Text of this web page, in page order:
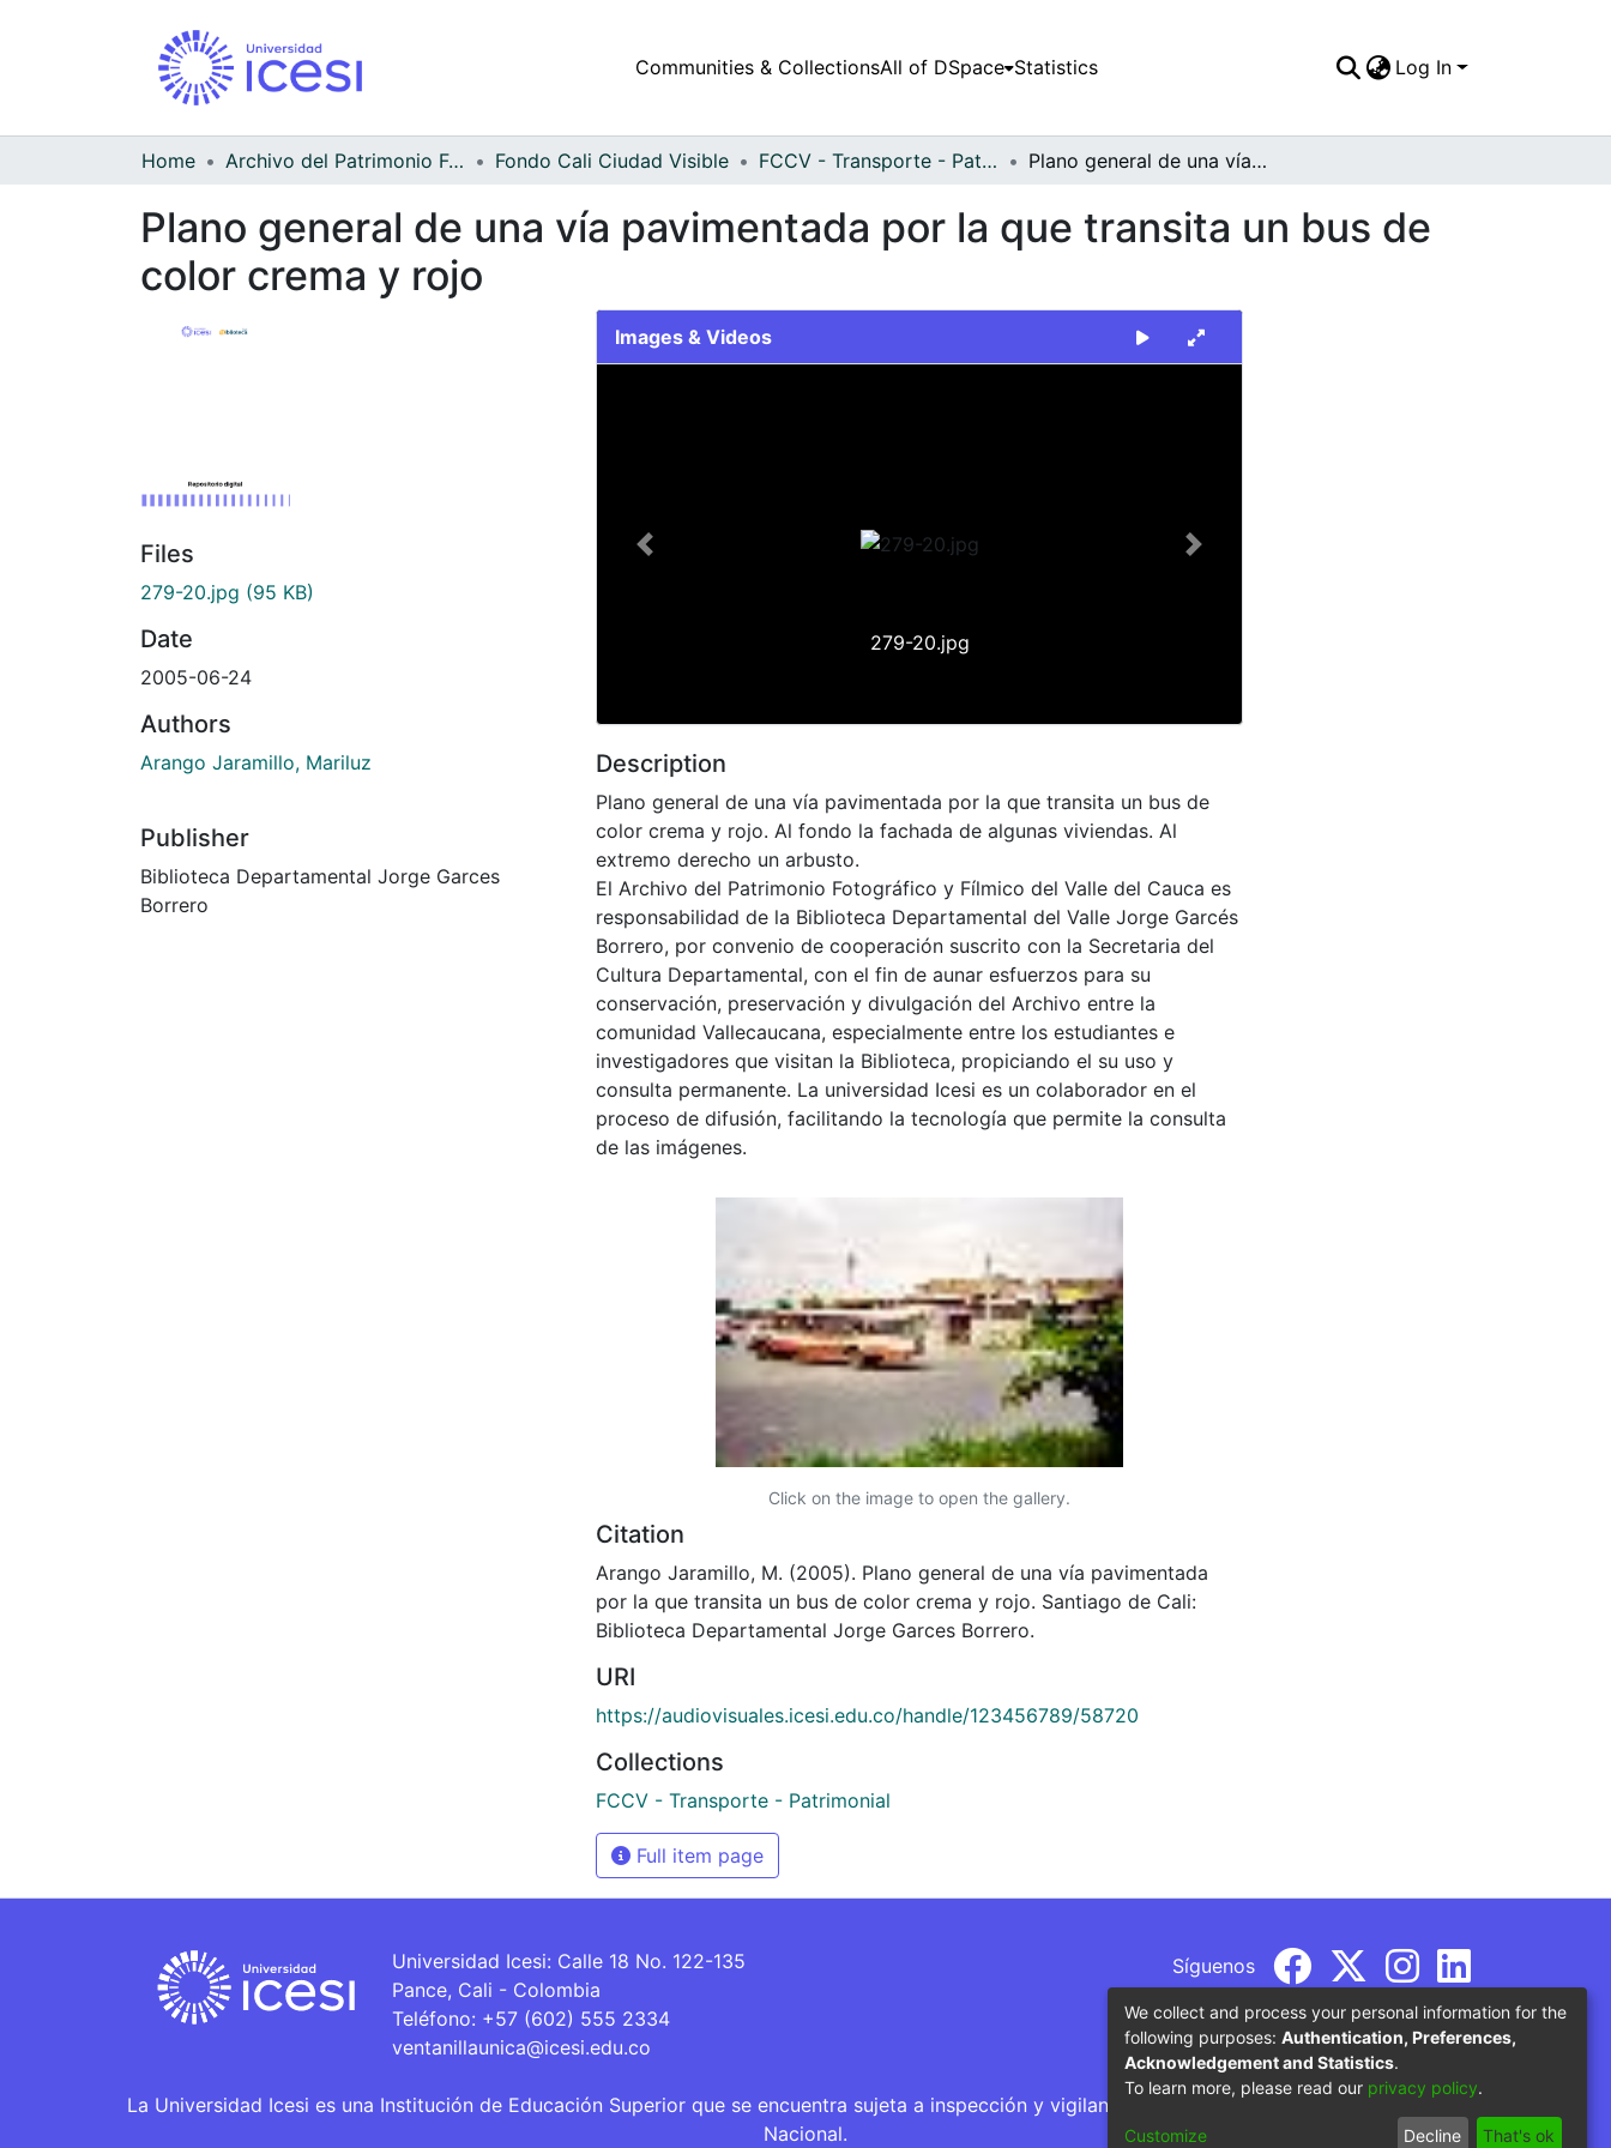
Communities & CollectionsAll of DSpace Statistics Log In
Home Archivo del Patrimonio Fotográfico y Fílmico del Valle del Cauca Fondo Cali Ciudad Visible FCCV - Transporte - Patrimonial Plano general de una vía pavimentada por la que transita un bus de color crema y rojo
Plano general de una vía pavimentada por la que transita un bus de
color crema y rojo
Files
279-20.jpg (95 KB)
Date
2005-06-24
Authors
Arango Jaramillo, Mariluz
Publisher
Biblioteca Departamental Jorge Garces
Borrero
Images & Videos
279-20.jpg
Previous Next
Description
Plano general de una vía pavimentada por la que transita un bus de
color crema y rojo. Al fondo la fachada de algunas viviendas. Al
extremo derecho un arbusto.
El Archivo del Patrimonio Fotográfico y Fílmico del Valle del Cauca es
responsabilidad de la Biblioteca Departamental del Valle Jorge Garcés
Borrero, por convenio de cooperación suscrito con la Secretaria del
Cultura Departamental, con el fin de aunar esfuerzos para su
conservación, preservación y divulgación del Archivo entre la
comunidad Vallecaucana, especialmente entre los estudiantes e
investigadores que visitan la Biblioteca, propiciando el su uso y
consulta permanente. La universidad Icesi es un colaborador en el
proceso de difusión, facilitando la tecnología que permite la consulta
de las imágenes.
Click on the image to open the gallery.
Citation
Arango Jaramillo, M. (2005). Plano general de una vía pavimentada
por la que transita un bus de color crema y rojo. Santiago de Cali:
Biblioteca Departamental Jorge Garces Borrero.
URI
https://audiovisuales.icesi.edu.co/handle/123456789/58720
Collections
FCCV - Transporte - Patrimonial
Full item page
Universidad Icesi: Calle 18 No. 122-135
Pance, Cali - Colombia
Teléfono: +57 (602) 555 2334
ventanillaunica@icesi.edu.co
Síguenos
La Universidad Icesi es una Institución de Educación Superior que se encuentra sujeta a inspección y vigilancia por parte del Ministerio de Educación
Nacional.
We collect and process your personal information for the
following purposes: Authentication, Preferences,
Acknowledgement and Statistics.
To learn more, please read our privacy policy.
Customize Decline That's ok